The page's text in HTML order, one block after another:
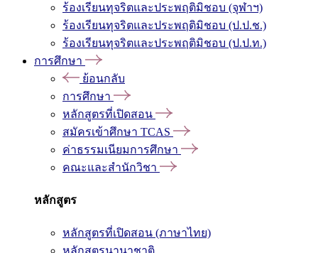
ร้องเรียนทุจริตและประพฤติมิชอบ (จุฬาฯ)
ร้องเรียนทุจริตและประพฤติมิชอบ (ป.ป.ช.)
ร้องเรียนทุจริตและประพฤติมิชอบ (ป.ป.ท.)
การศึกษา
ย้อนกลับ
การศึกษา
หลักสูตรที่เปิดสอน
สมัครเข้าศึกษา TCAS
ค่าธรรมเนียมการศึกษา
คณะและสำนักวิชา
หลักสูตร
หลักสูตรที่เปิดสอน (ภาษาไทย)